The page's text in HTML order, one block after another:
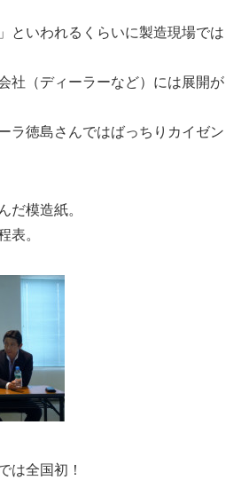
といわれるくらいに製造現場では
社（ディーラーなど）には展開が
ラ徳島さんではばっちりカイゼン
だ模造紙。
。
は全国初！